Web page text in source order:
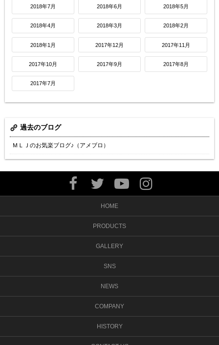
2018年7月 2018年6月 2018年5月
2018年4月 2018年3月 2018年2月
2018年1月 2017年12月 2017年11月
2017年10月 2017年9月 2017年8月
2017年7月
過去のブログ
ＭＬＪのお気楽ブログ♪（アメブロ）
HOME
PRODUCTS
GALLERY
SNS
NEWS
COMPANY
HISTORY